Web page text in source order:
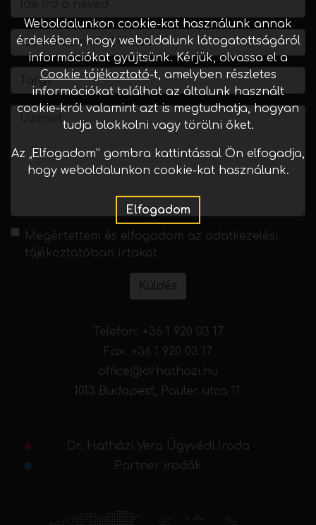
Weboldalunkon cookie-kat használunk annak
érdekében, hogy weboldalunk látogatottságáról
információkat gyűjtsünk. Kérjük, olvassa el a
Cookie tájékoztató-t, amelyben részletes
információkat találhat az általunk használt
cookie-król valamint azt is megtudhatja, hogyan
tudja blokkolni vagy törölni őket.
Az „Elfogadom” gombra kattintással Ön elfogadja,
hogy weboldalunkon cookie-kat használunk.
Elfogadom
Megértettem és elfogadom az adatkezelési
tájékoztatóban írtakat
Küldés
Telefon: +36 1 920 03 17
Fax: +36 1 920 03 17
office@drhathazi.hu
1013 Budapest, Pauler utca 11.
Dr. Hatházi Vera Ügyvédi Iroda
Partner irodák